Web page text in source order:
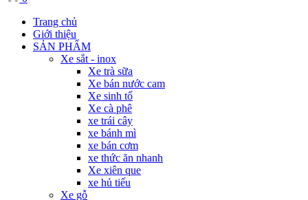
Trang chủ
Giới thiệu
SẢN PHẨM
Xe sắt - inox
Xe trà sữa
Xe bán nước cam
Xe sinh tố
Xe cà phê
xe trái cây
xe bánh mì
xe bán cơm
xe thức ăn nhanh
Xe xiên que
xe hủ tiếu
Xe gỗ